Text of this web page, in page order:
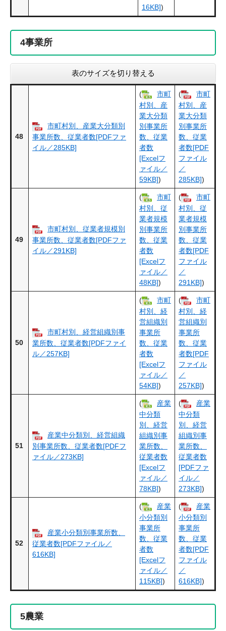
16KB])
4事業所
表のサイズを切り替える
48
市町村別、産業大分類別
事業所数、従業者数[PDFファ
イル／285KB]
(
市町
村別、産
業大分類
別事業所
数、従業
者数
[Excelフ
ァイル／
59KB])
(
市町
村別、産
業大分類
別事業所
数、従業
者数[PDF
ファイル
／
285KB])
49
市町村別、従業者規模別
事業所数、従業者数[PDFファ
イル／291KB]
(
市町
村別、従
業者規模
別事業所
数、従業
者数
[Excelフ
ァイル／
48KB])
(
市町
村別、従
業者規模
別事業所
数、従業
者数[PDF
ファイル
／
291KB])
50
市町村別、経営組織別事
業所数、従業者数[PDFファイ
ル／257KB]
(
市町
村別、経
営組織別
事業所
数、従業
者数
[Excelフ
ァイル／
54KB])
(
市町
村別、経
営組織別
事業所
数、従業
者数[PDF
ファイル
／
257KB])
51
産業中分類別、経営組織
別事業所数、従業者数[PDFフ
ァイル／273KB]
(
産業
中分類
別、経営
組織別事
業所数、
従業者数
[Excelフ
ァイル／
78KB])
(
産業
中分類
別、経営
組織別事
業所数、
従業者数
[PDFファ
イル／
273KB])
52
産業小分類別事業所数、
従業者数[PDFファイル／
616KB]
(
産業
小分類別
事業所
数、従業
者数
[Excelフ
ァイル／
115KB])
(
産業
小分類別
事業所
数、従業
者数[PDF
ファイル
／
616KB])
5農業